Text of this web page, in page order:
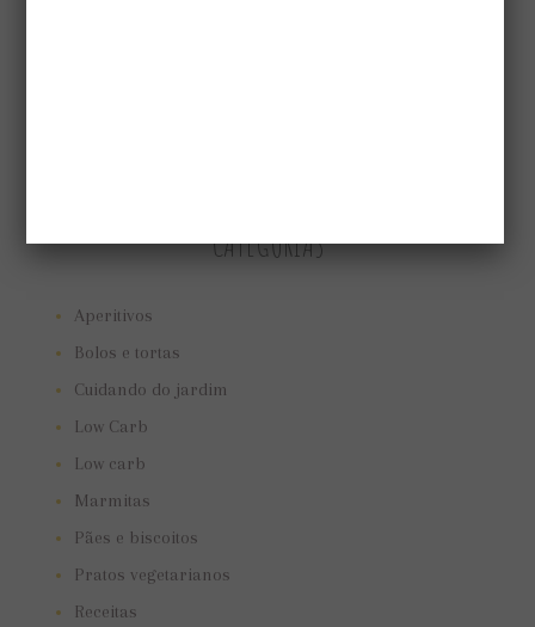
CATEGORIAS
Aperitivos
Bolos e tortas
Cuidando do jardim
Low Carb
Low carb
Marmitas
Pães e biscoitos
Pratos vegetarianos
Receitas